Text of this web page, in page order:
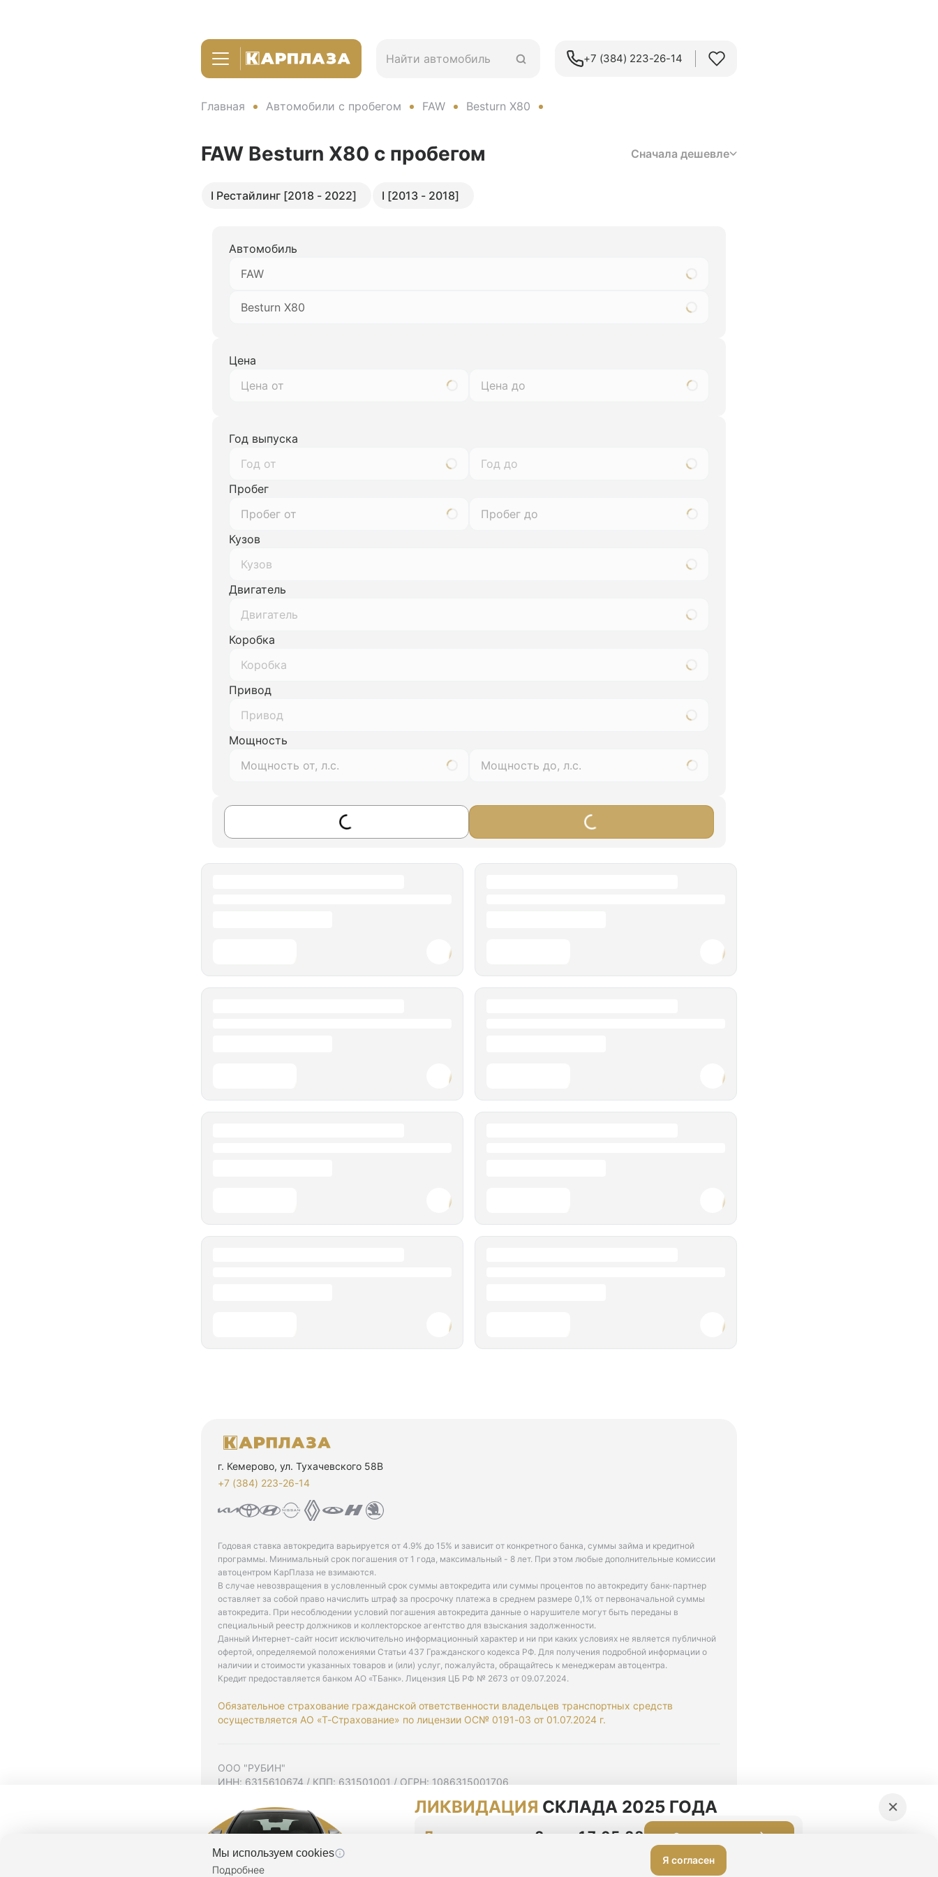
+7 (384) 223-26-14‬
Главная Автомобили с пробегом FAW Besturn X80
FAW Besturn X80 с пробегом Сначала дешевле
I Рестайлинг [2018 - 2022] I [2013 - 2018]
Автомобиль
FAW
Besturn X80
Цена
Год выпуска
Год от
Год до
Пробег
Кузов
Кузов
Двигатель
Двигатель
Коробка
Коробка
Привод
Привод
Мощность
г. Кемерово, ул. Тухачевского 58В
+7 (384) 223-26-14‬
Годовая ставка автокредита варьируется от 4.9% до 15% и зависит от конкретного банка, суммы займа и кредитной
программы. Минимальный срок погашения от 1 года, максимальный - 8 лет. При этом любые дополнительные комиссии
автоцентром КарПлаза не взимаются.
В случае невозвращения в условленный срок суммы автокредита или суммы процентов по автокредиту банк-партнер
оставляет за собой право начислить штраф за просрочку платежа в среднем размере 0,1% от первоначальной суммы
автокредита. При несоблюдении условий погашения автокредита данные о нарушителе могут быть переданы в
специальный реестр должников и коллекторское агентство для взыскания задолженности.
Данный Интернет-сайт носит исключительно информационный характер и ни при каких условиях не является публичной
офертой, определяемой положениями Статьи 437 Гражданского кодекса РФ. Для получения подробной информации о
наличии и стоимости указанных товаров и (или) услуг, пожалуйста, обращайтесь к менеджерам автоцентра.
Кредит предоставляется банком АО «ТБанк». Лицензия ЦБ РФ № 2673 от 09.07.2024.
Обязательное страхование гражданской ответственности владельцев транспортных средств
осуществляется АО «Т-Страхование» по лицензии ОС№ 0191-03 от 01.07.2024 г.
ООО "РУБИН"
ИНН: 6315610674 / КПП: 631501001 / ОГРН: 1086315001706
Согласие на рекламную рассылку
Политика конфиденциальности
Мы используем cookies
Подробнее
Я согласен
ЛИКВИДАЦИЯ СКЛАДА 2025 ГОДА
До конца акции 2 дня 17:05:28 Оставить заявку
×